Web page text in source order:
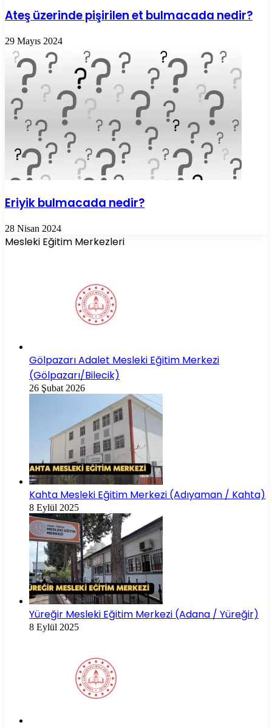
Ateş üzerinde pişirilen et bulmacada nedir?
29 Mayıs 2024
Eriyik bulmacada nedir?
28 Nisan 2024
Mesleki Eğitim Merkezleri
Gölpazarı Adalet Mesleki Eğitim Merkezi
(Gölpazarı/Bilecik)
26 Şubat 2026
Kahta Mesleki Eğitim Merkezi (Adıyaman / Kahta)
8 Eylül 2025
Yüreğir Mesleki Eğitim Merkezi (Adana / Yüreğir)
8 Eylül 2025